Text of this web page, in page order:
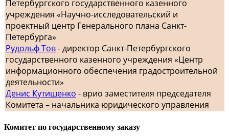
Петербургского государственного казенного
учреждения «Научно-исследовательский и
проектный центр Генерального плана Санкт-
Петербурга»
Рудольф Тов- директор Санкт-Петербургского
государственного казенного учреждения «Центр
информационного обеспечения градостроительной
деятельности»
Денис Кутишенко - врио заместителя председателя
Комитета – начальника юридического управления
Комитет по государственному заказу